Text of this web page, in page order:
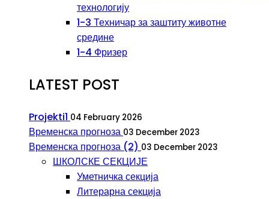
технологију
1-3 Техничар за заштиту животне
средине
1-4 Фризер
LATEST POST
Projekti1 04 February 2026
Временска прогноза 03 December 2023
Временска прогноза (2) 03 December 2023
ШКОЛСКЕ СЕКЦИЈЕ
Уметничка секција
Литерарна секција